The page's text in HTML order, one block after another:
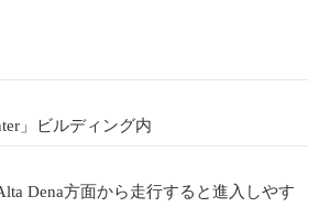
」ビルディング内
Dena方面から走行すると進入しやす